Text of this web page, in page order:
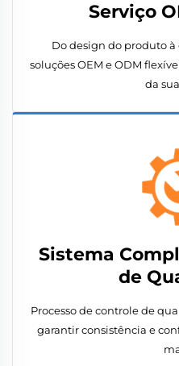
Serviço
Do design do produto
soluções OEM e ODM
da
Sistema
de
Processo de controle de
garantir consistência e